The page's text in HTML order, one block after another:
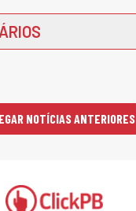
NOTÍCIAS ANTERIORES